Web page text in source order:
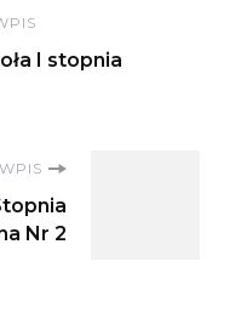
I stopnia
Nr 2